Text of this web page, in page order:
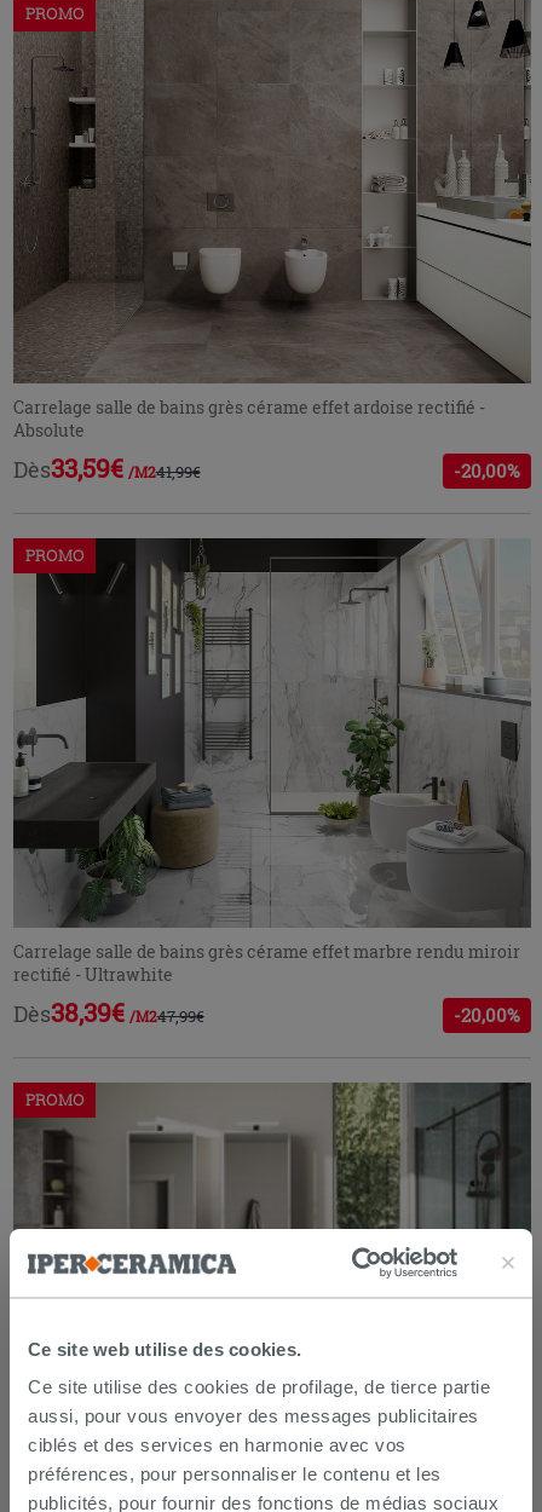
Ce site web utilise des cookies.
Ce site utilise des cookies de profilage, de tierce partie
aussi, pour vous envoyer des messages publicitaires
ciblés et des services en harmonie avec vos
préférences, pour personnaliser le contenu et les
publicités, pour fournir des fonctions de médias sociaux
PROMO
Carrelage salle de bains grès cérame effet ardoise rectifié -
Absolute
Dès33,59€ /M241,99€ -20,00%
PROMO
Carrelage salle de bains grès cérame effet marbre rendu miroir
rectifié - Ultrawhite
Dès38,39€ /M247,99€ -20,00%
PROMO
Carrelage salle de bains grès cérame effet carreaux de ciment